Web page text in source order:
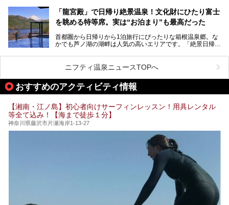
う」という人も多いはず。
そこで今回は、神奈川県内の人気施設26選を「安さ」「岩
業」「駅近」など、目的別に厳選して紹介します。
今の気分にぴったりの施設を見つけて、最高のリフレッシュ
「箱根仙石原プリンスホテル」と4軒あり、今回ご紹介する
「ザ・プリンス 箱根芦ノ湖」は、その中でもフラッグシッ
プ（旗艦）に位置づけられる特別なホテルです。
昭和の日本を代表する建築家の一人、村野藤吾が芦ノ湖の畔
に建てた桃源郷のようなホテルがここ。自家源泉の温泉や、
提供元：株式会社西武・プリンスホテルズワールドワイド
【PR】
この記事はザ・プリンス 箱根芦ノ湖のPR記事です。
「龍宮殿」で日帰り絶景温泉！文化財にひたり富士
を眺める特等席。実は“お泊まり”も最高だった
首都圏から日帰りから1泊旅行にぴったりな箱根温泉郷。な
かでも芦ノ湖の湖畔は人気の高いエリアです。「絶景日帰り
が楽しめるまさに眺望自慢の日帰り温泉。
そしてここは全24室の「箱根 芦ノ湖畔蛸川温泉 龍宮殿」と
して宿泊もできます。宿泊者は「龍宮殿本館」の営業時間に
加えて、朝6時からの宿泊者専用時間帯にも「龍宮殿本館」
のお風呂が利用できます。
今回は日帰り温泉としての「絶景日帰り温泉 龍宮殿本館
（以下、龍宮殿本館）」と、旅館としての「箱根 芦ノ湖畔
蛸川温泉 龍宮殿（以下、龍宮殿）」の両方の魅力をたっぷ
りお伝えします！
ここは箱根神社、九頭龍神社、白龍神社、箱根元宮と箱根の
4つの神社に囲まれたパワースポットです。
提供元：株式会社西武・プリンスホテルズワールドワイド
この記事は箱根 芦ノ湖畔蛸川温泉 龍宮殿のPR記事です。
ニフティ温泉ニュースTOPへ
おすすめのアクティビティ情報
【湘南・江ノ島】初心者向けサーフィンレッスン！用具レンタル
等全て込み！【海まで徒歩１分】
神奈川県藤沢市片瀬海岸1-13-27